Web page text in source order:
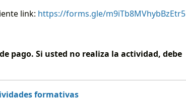
link: https://forms.gle/m9iTb8MVhybBzEtr5
pago. Si usted no realiza la actividad, debe
formativas